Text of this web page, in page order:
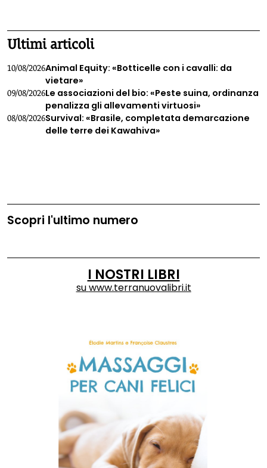
Ultimi articoli
10/08/2026Animal Equity: «Botticelle con i cavalli: da
vietare»
09/08/2026Le associazioni del bio: «Peste suina, ordinanza
penalizza gli allevamenti virtuosi»
08/08/2026Survival: «Brasile, completata demarcazione
delle terre dei Kawahiva»
Scopri l'ultimo numero
I NOSTRI LIBRI
suwww.terranuovalibri.it